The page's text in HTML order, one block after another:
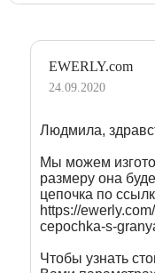
EWERLY.com
24.09.2020
Людмила,
Мы можем
размеру она
цепочка по
https://
cepochka-s-
Чтобы узнать